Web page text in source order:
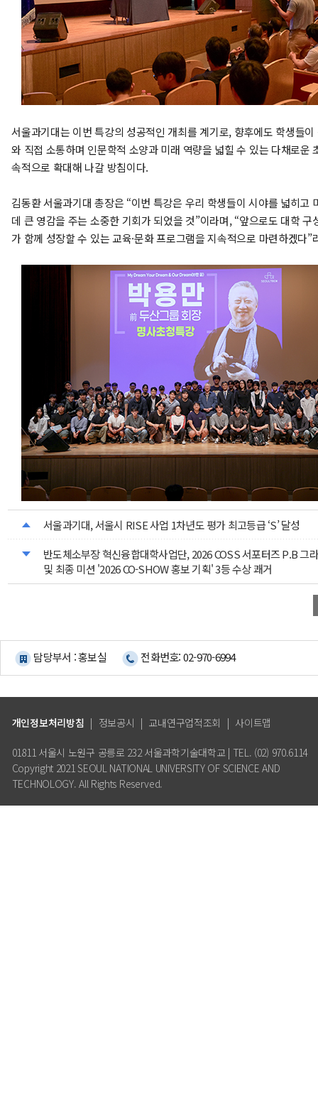
서울과기대는 이번 특강의 성공적인 개최를 계기로, 향후에도 학생들
와 직접 소통하며 인문학적 소양과 미래 역량을 넓힐 수 있는 다채로운
속적으로 확대해 나갈 방침이다.
김동환 서울과기대 총장은 “이번 특강은 우리 학생들이 시야를 넓히고
데 큰 영감을 주는 소중한 기회가 되었을 것”이라며, “앞으로도 대학 구
가 함께 성장할 수 있는 교육·문화 프로그램을 지속적으로 마련하겠다”
서울과기대, 서울시 RISE 사업 1차년도 평가 최고등급 ‘S’ 달성
반도체소부장 혁신융합대학사업단, 2026 COSS 서포터즈 P.B 그
및 최종 미션 '2026 CO-SHOW 홍보 기획' 3등 수상 쾌거
담당부서 : 홍보실 전화번호: 02-970-6994
개인정보처리방침 | 정보공시 | 교내연구업적조회 | 사이트맵
01811 서울시 노원구 공릉로 232 서울과학기술대학교 | TEL. (02) 970.6114
Copyright 2021 SEOUL NATIONAL UNIVERSITY OF SCIENCE AND
TECHNOLOGY. All Rights Reserved.